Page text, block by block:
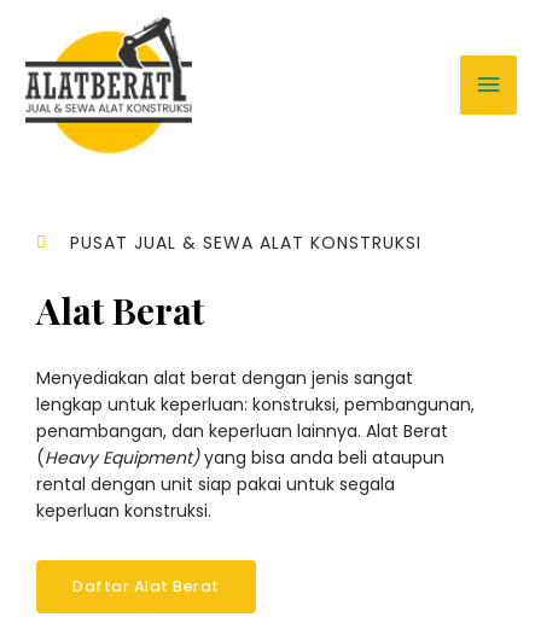
PUSAT JUAL & SEWA ALAT KONSTRUKSI
Alat Berat
Menyediakan alat berat dengan jenis sangat
lengkap untuk keperluan: konstruksi, pembangunan,
penambangan, dan keperluan lainnya. Alat Berat
(Heavy Equipment)yang bisa anda beli ataupun
rental dengan unit siap pakai untuk segala
keperluan konstruksi.
Daftar Alat Berat